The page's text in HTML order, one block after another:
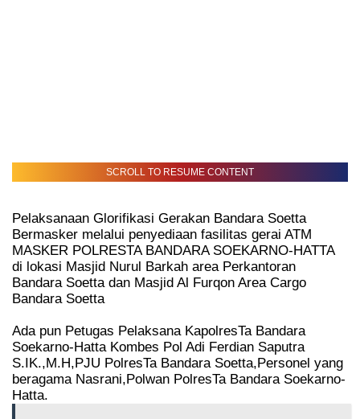
SCROLL TO RESUME CONTENT
Pelaksanaan Glorifikasi Gerakan Bandara Soetta
Bermasker melalui penyediaan fasilitas gerai ATM
MASKER POLRESTA BANDARA SOEKARNO-HATTA
di lokasi Masjid Nurul Barkah area Perkantoran
Bandara Soetta dan Masjid Al Furqon Area Cargo
Bandara Soetta
Ada pun Petugas Pelaksana KapolresTa Bandara
Soekarno-Hatta Kombes Pol Adi Ferdian Saputra
S.IK.,M.H,PJU PolresTa Bandara Soetta,Personel yang
beragama Nasrani,Polwan PolresTa Bandara Soekarno-
Hatta.